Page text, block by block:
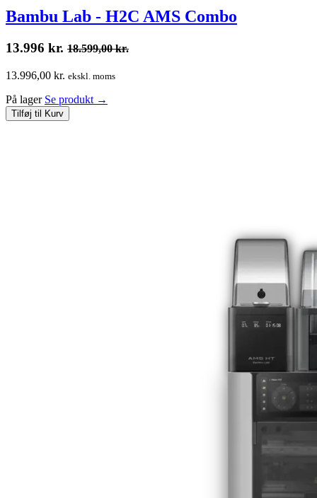
Bambu Lab - H2C AMS Combo
13.996 kr. 18.599,00kr.
13.996,00 kr. ekskl. moms
På lager Se produkt →
Tilføj til Kurv